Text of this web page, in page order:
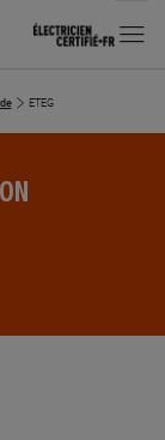
MENU
ETEG